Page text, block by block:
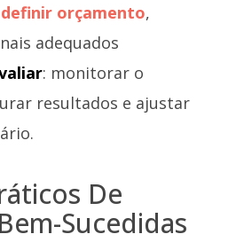
definir orçamento,
adequados
: monitorar o
resultados e ajustar
De
Sucedidas